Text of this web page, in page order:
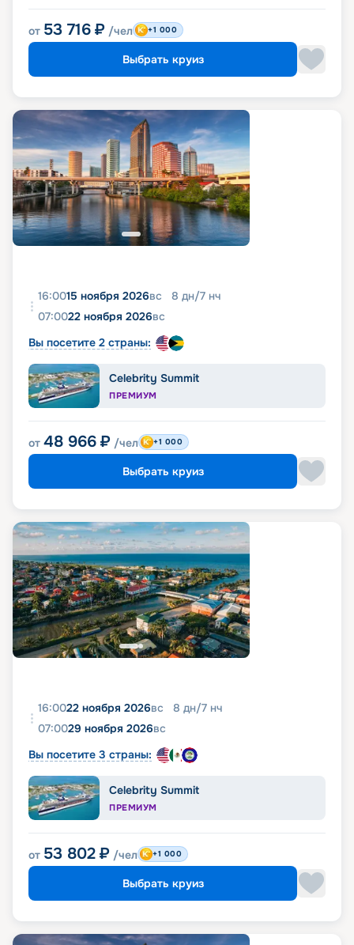
от 53 716 ₽ /чел +1 000
Выбрать круиз
16:0015 ноября 2026вс 8 дн/7 нч
07:0022 ноября 2026вс
Вы посетите 2 страны:
Celebrity Summit
ПРЕМИУМ
от 48 966 ₽ /чел +1 000
Выбрать круиз
16:0022 ноября 2026вс 8 дн/7 нч
07:0029 ноября 2026вс
Вы посетите 3 страны:
Celebrity Summit
ПРЕМИУМ
от 53 802 ₽ /чел +1 000
Выбрать круиз